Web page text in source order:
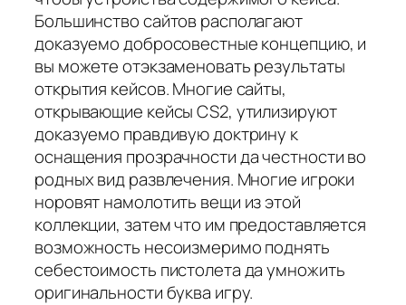
Большинство сайтов располагают
доказуемо добросовестные концепцию, и
вы можете отэкзаменовать результаты
открытия кейсов. Многие сайты,
открывающие кейсы CS2, утилизируют
доказуемо правдивую доктрину к
оснащения прозрачности да честности во
родных вид развлечения. Многие игроки
норовят намолотить вещи из этой
коллекции, затем что им предоставляется
возможность несоизмеримо поднять
себестоимость пистолета да умножить
оригинальности буква игру.